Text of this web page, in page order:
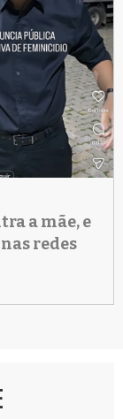
a mãe, e
redes